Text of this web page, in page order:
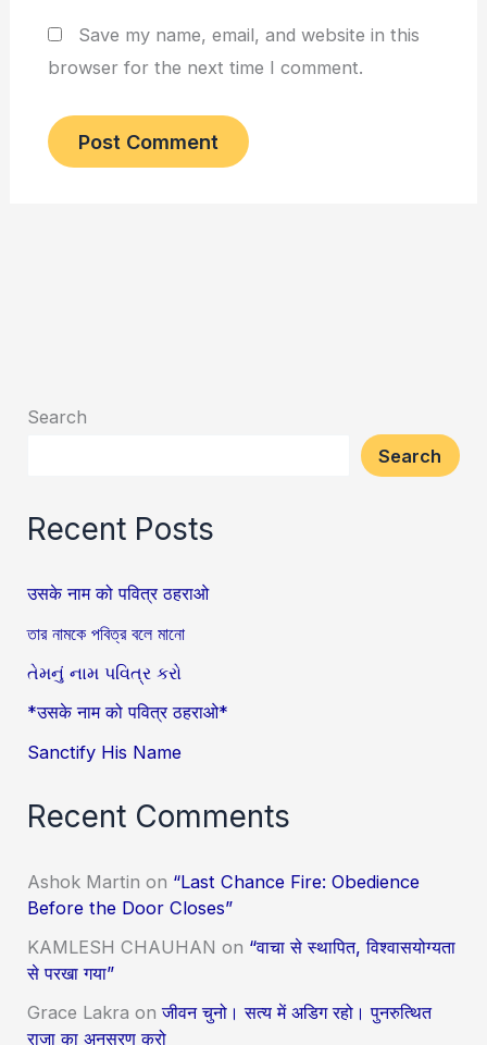
Save my name, email, and website in this
browser for the next time I comment.
Search
Search
Recent Posts
उसके नाम को पवित्र ठहराओ
তার নামকে পবিত্র বলে মানো
તેમનું નામ પવિત્ર કરો
*उसके नाम को पवित्र ठहराओ*
Sanctify His Name
Recent Comments
Ashok Martin on “Last Chance Fire: Obedience
Before the Door Closes”
KAMLESH CHAUHAN on “वाचा से स्थापित, विश्वासयोग्यता
से परखा गया”
Grace Lakra onजीवन चुनो। सत्य में अडिग रहो। पुनरुत्थित
राजा का अनुसरण करो